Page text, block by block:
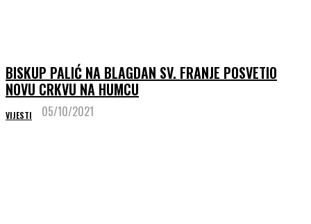
BISKUP PALIĆ NA BLAGDAN SV. FRANJE POSVETIO
NOVU CRKVU NA HUMCU
VIJESTI 05/10/2021